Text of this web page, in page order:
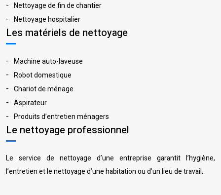
Nettoyage de fin de chantier
Nettoyage hospitalier
Les matériels de nettoyage
Machine auto-laveuse
Robot domestique
Chariot de ménage
Aspirateur
Produits d’entretien ménagers
Le nettoyage professionnel
Le service de nettoyage d’une entreprise garantit l’hygiène,
l’entretien et le nettoyage d’une habitation ou d’un lieu de travail.